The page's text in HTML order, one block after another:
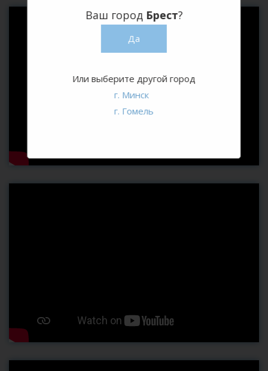
Ваш город Брест?
Да
Или выберите другой город
г. Минск
г. Гомель